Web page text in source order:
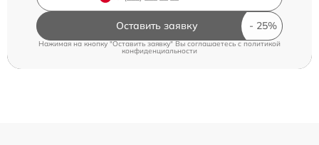
Оставить заявку
Нажимая на кнопку "Оставить заявку" Вы соглашаетесь c политикой
конфиденциальности